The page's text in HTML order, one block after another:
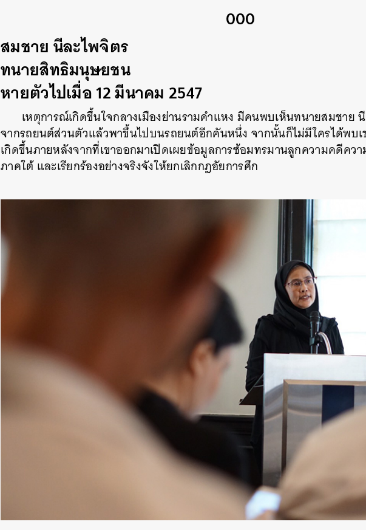
000
สมชาย นีละไพจิตร
ทนายสิทธิมนุษยชน
หายตัวไปเมื่อ 12 มีนาคม 2547
เหตุการณ์เกิดขึ้นใจกลางเมืองย่านรามคำแหง มีคนพบเห็นทนายสมชาย
จากรถยนต์ส่วนตัวแล้วพาขึ้นไปบนรถยนต์อีกคันหนึ่ง จากนั้นก็ไม่มีใครได้พบเ
เกิดขึ้นภายหลังจากที่เขาออกมาเปิดเผยข้อมูลการซ้อมทรมานลูกความคดีคว
ภาคใต้ และเรียกร้องอย่างจริงจังให้ยกเลิกกฎอัยการศึก
ค้นหา
SHARE TWEET LINE EMAIL